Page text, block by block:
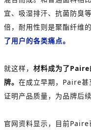
宜、吸湿排汗、抗菌防臭
倍，耐用性则是聚酯纤维的
了用户的各类痛点。
就这样， 材料成为了Paire
牌。 在成立早期，Paire甚
证明产品质量，为品牌后
官网资料显示，目前Paire